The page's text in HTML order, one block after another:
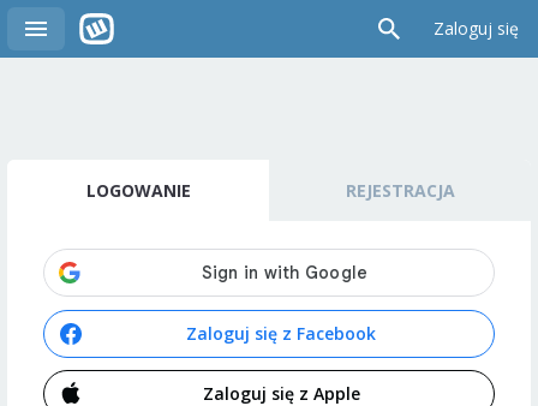
Zaloguj się
LOGOWANIE REJESTRACJA
Zaloguj się z Facebook
Zaloguj się z Apple